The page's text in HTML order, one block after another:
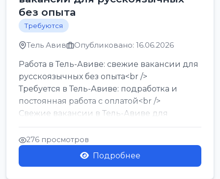
без опыта
Требуются
Тель Авив Опубликовано: 16.06.2026
Работа в Тель-Авиве: свежие вакансии для
русскоязычных без опыта<br />
Требуется в Тель-Авиве: подработка и
постоянная работа с оплатой<br />
Свежие вакансии в Тель-Авиве для
мужчин и женщин от хозя...
276 просмотров
Подробнее